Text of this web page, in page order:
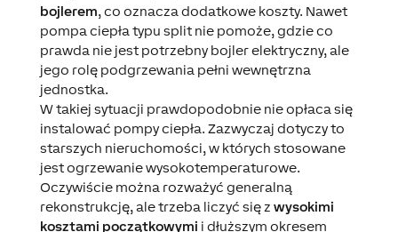
bojlerem, co oznacza dodatkowe koszty. Nawet
pompa ciepła typu split nie pomoże, gdzie co
prawda nie jest potrzebny bojler elektryczny, ale
jego rolę podgrzewania pełni wewnętrzna
jednostka.
W takiej sytuacji prawdopodobnie nie opłaca się
instalować pompy ciepła. Zazwyczaj dotyczy to
starszych nieruchomości, w których stosowane
jest ogrzewanie wysokotemperaturowe.
Oczywiście można rozważyć generalną
rekonstrukcję, ale trzeba liczyć się z wysokimi
kosztami początkowymi i dłuższym okresem